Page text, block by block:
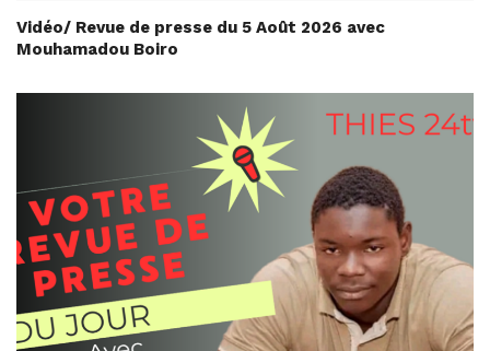
Vidéo/ Revue de presse du 5 Août 2026 avec
Mouhamadou Boiro